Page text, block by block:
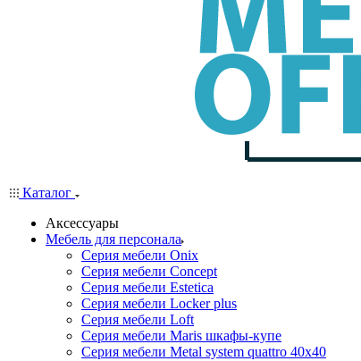
Каталог
Аксессуары
Мебель для персонала
Серия мебели Onix
Серия мебели Concept
Серия мебели Estetica
Серия мебели Locker plus
Серия мебели Loft
Серия мебели Maris шкафы-купе
Серия мебели Metal system quattro 40x40